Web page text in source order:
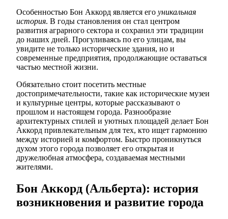
Особенностью Бон Аккорд является его уникальная
история. В годы становления он стал центром
развития аграрного сектора и сохранил эти традиции
до наших дней. Прогуливаясь по его улицам, вы
увидите не только исторические здания, но и
современные предприятия, продолжающие оставаться
частью местной жизни.
Обязательно стоит посетить местные
достопримечательности, такие как исторические музеи
и культурные центры, которые рассказывают о
прошлом и настоящем города. Разнообразие
архитектурных стилей и уютных площадей делает Бон
Аккорд привлекательным для тех, кто ищет гармонию
между историей и комфортом. Быстро проникнуться
духом этого города позволяет его открытая и
дружелюбная атмосфера, создаваемая местными
жителями.
Бон Аккорд (Альберта): история
возникновения и развитие города